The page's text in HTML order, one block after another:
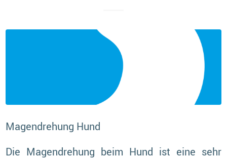
Magendrehung Hund
Die Magendrehung beim Hund ist eine sehr